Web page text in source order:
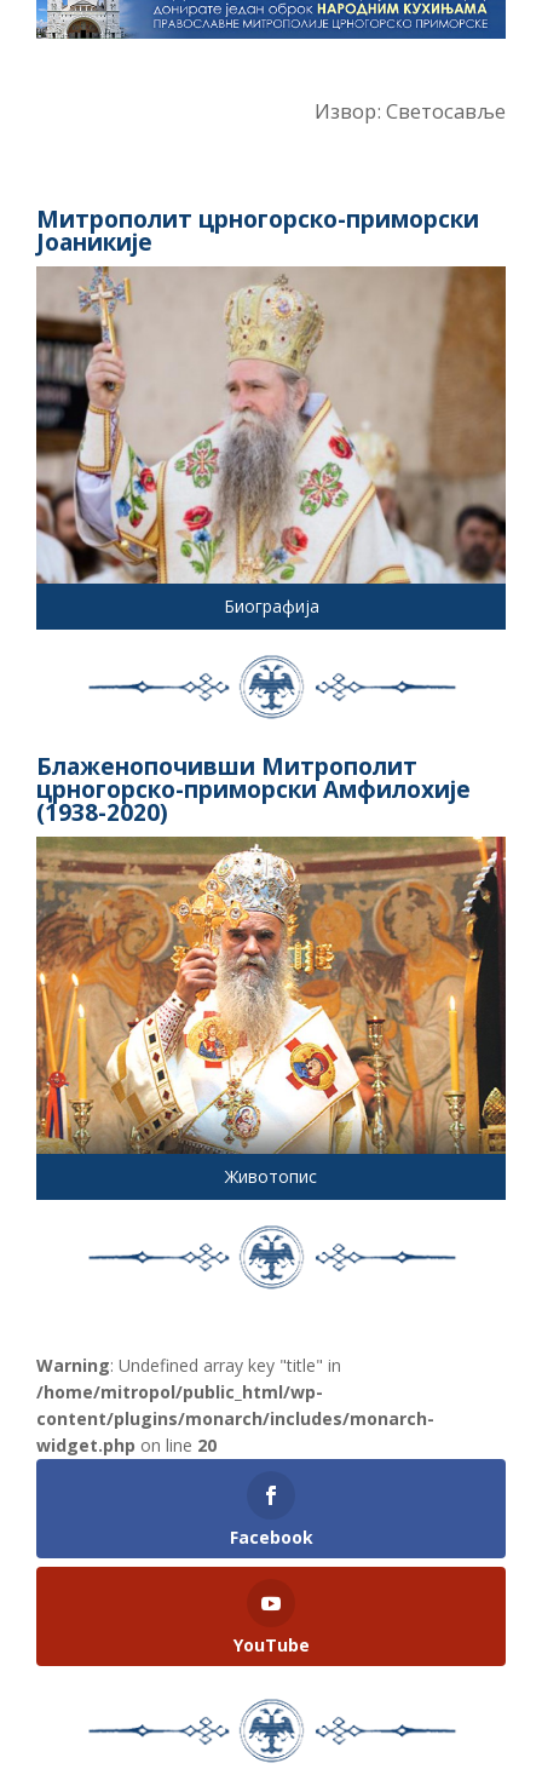
Извор: Светосавље
Митрополит црногорско-приморски
Јоаникије
Биографија
Блаженопочивши Митрополит
црногорско-приморски Амфилохије
(1938-2020)
Животопис
Warning: Undefined array key "title" in
/home/mitropol/public_html/wp-
content/plugins/monarch/includes/monarch-
widget.php on line 20
Facebook
YouTube